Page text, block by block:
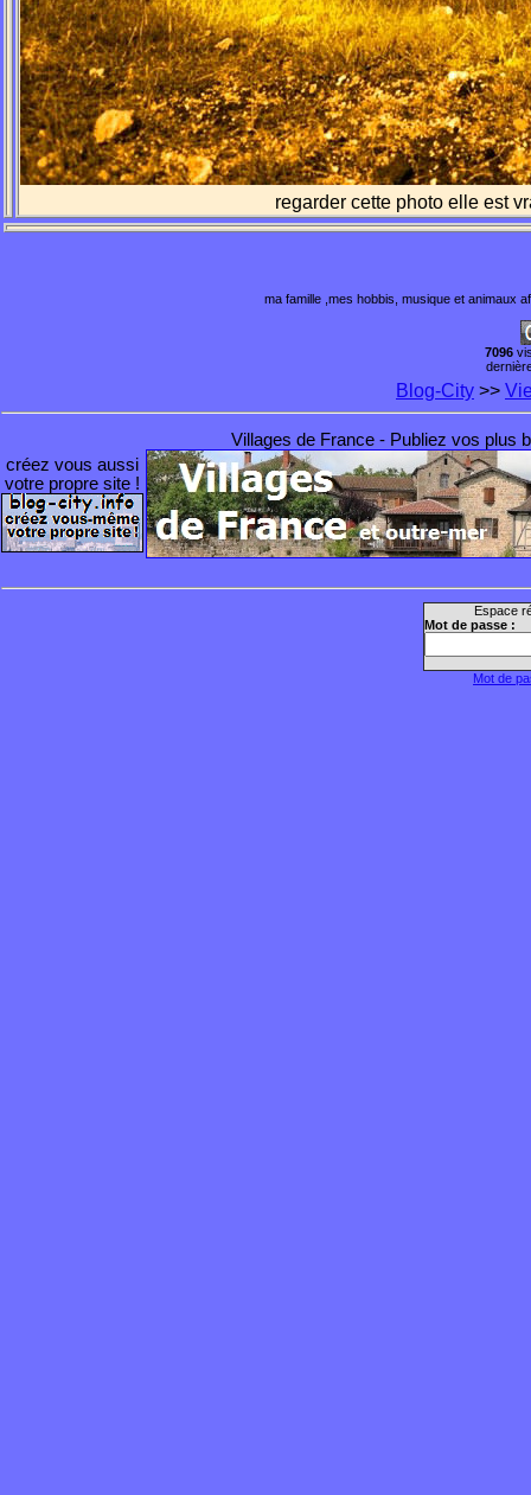
regarder cette photo elle est
ma famille ,mes hobbis, musique et
7096
Blog-City >>
créez vous aussi
votre propre site !
Villages de France - Publiez vos plus
Espace
Mot de passe :
Mot de